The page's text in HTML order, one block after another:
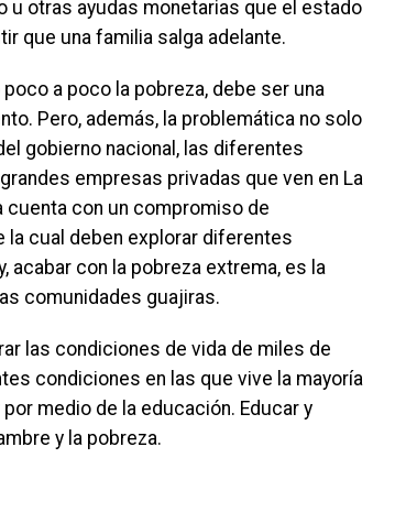
u otras ayudas monetarias que el estado
que una familia salga adelante.
a poco la pobreza, debe ser una
Pero, además, la problemática no solo
gobierno nacional, las diferentes
empresas privadas que ven en La
cuenta con un compromiso de
la cual deben explorar diferentes
acabar con la pobreza extrema, es la
comunidades guajiras.
las condiciones de vida de miles de
condiciones en las que vive la mayoría
medio de la educación. Educar y
y la pobreza.